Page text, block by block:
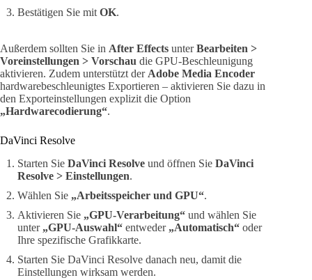
Bestätigen Sie mit OK.
Außerdem sollten Sie in After Effects unterBearbeiten >
Voreinstellungen > Vorschau die GPU-Beschleunigung
aktivieren. Zudem unterstützt der Adobe Media Encoder
hardwarebeschleunigtes Exportieren – aktivieren Sie dazu in
den Exporteinstellungen explizit die Option
„Hardwarecodierung“.
DaVinci Resolve
Starten Sie DaVinci Resolve und öffnen Sie DaVinci
Resolve > Einstellungen.
Wählen Sie „Arbeitsspeicher und GPU“.
Aktivieren Sie „GPU-Verarbeitung“ und wählen Sie
unter „GPU-Auswahl“ entweder „Automatisch“ oder
Ihre spezifische Grafikkarte.
Starten Sie DaVinci Resolve danach neu, damit die
Einstellungen wirksam werden.